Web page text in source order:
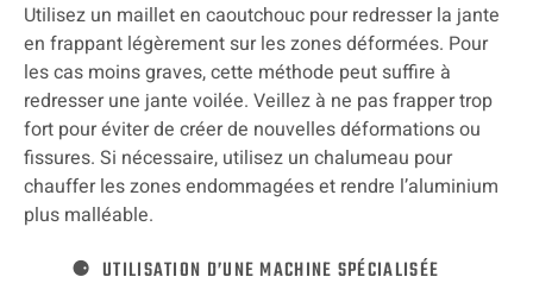
Utilisez un maillet en caoutchouc pour redresser la jante
en frappant légèrement sur les zones déformées. Pour
les cas moins graves, cette méthode peut suffire à
redresser une jante voilée. Veillez à ne pas frapper trop
fort pour éviter de créer de nouvelles déformations ou
fissures. Si nécessaire, utilisez un chalumeau pour
chauffer les zones endommagées et rendre l’aluminium
plus malléable.
UTILISATION D’UNE MACHINE SPÉCIALISÉE